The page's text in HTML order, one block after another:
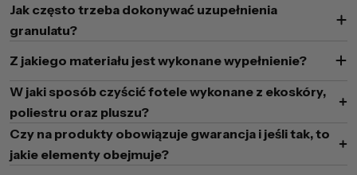
Jak często trzeba dokonywać uzupełnienia
granulatu?
Z jakiego materiału jest wykonane wypełnienie?
W jaki sposób czyścić fotele wykonane z ekoskóry,
poliestru oraz pluszu?
Czy na produkty obowiązuje gwarancja i jeśli tak, to
jakie elementy obejmuje?